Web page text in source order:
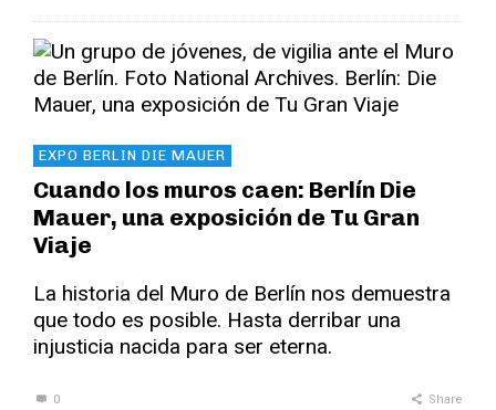
EXPO BERLIN DIE MAUER
Cuando los muros caen: Berlín Die
Mauer, una exposición de Tu Gran
Viaje
La historia del Muro de Berlín nos demuestra
que todo es posible. Hasta derribar una
injusticia nacida para ser eterna.
0 Share